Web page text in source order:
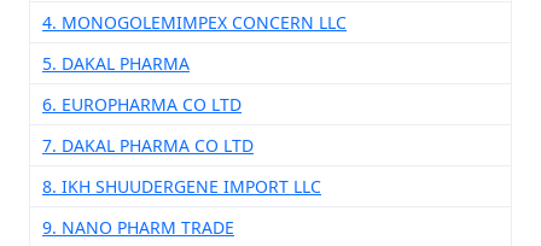
4. MONOGOLEMIMPEX CONCERN LLC
5. DAKAL PHARMA
6. EUROPHARMA CO LTD
7. DAKAL PHARMA CO LTD
8. IKH SHUUDERGENE IMPORT LLC
9. NANO PHARM TRADE